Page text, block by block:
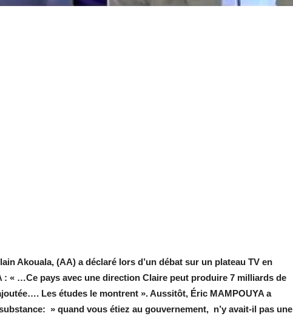
Akouala, (AA) a déclaré lors d’un débat sur un plateau TV en
: « …Ce pays avec une direction Claire peut produire 7 milliards de
Les études le montrent ». Aussitôt, Éric MAMPOUYA a
» quand vous étiez au gouvernement, n’y avait-il pas une